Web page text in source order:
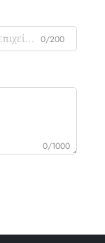
0/200
0/1000